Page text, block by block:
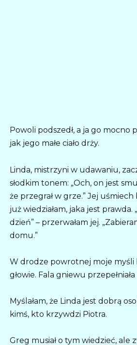
Powoli podszedł, a ja go mocno
jak jego małe ciało drży.
Linda, mistrzyni w udawaniu,
słodkim tonem: „Och, on jest
że przegrał w grze.” Jej uśmiech
już wiedziałam, jaka jest prawda.
dzień” – przerwałam jej.
domu.”
W drodze powrotnej moje myśli
głowie. Fala gniewu
Myślałam, że Linda jest dobrą
kimś, kto krzywdzi Piotra.
Greg musiał o tym wiedzieć, ale